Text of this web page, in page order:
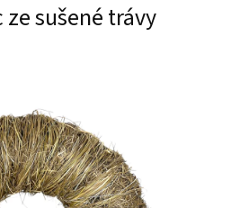
sušené trávy